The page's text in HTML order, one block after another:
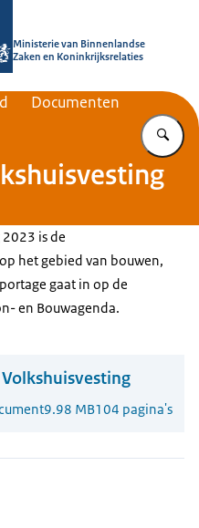
Ministerie van Binnenlandse
Zaken en Koninkrijksrelaties
Documenten
2023 is de
het gebied van bouwen,
gaat in op de
en Bouwagenda.
9.98 MB104 pagina's